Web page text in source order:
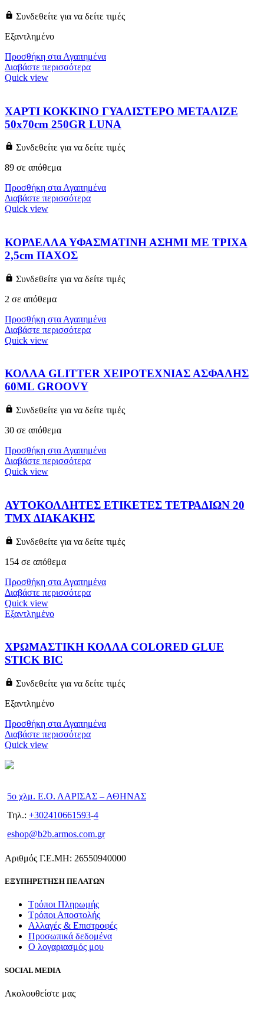
Συνδεθείτε για να δείτε τιμές
Εξαντλημένο
Προσθήκη στα Αγαπημένα
Διαβάστε περισσότερα
Quick view
ΧΑΡΤΙ ΚΟΚΚΙΝΟ ΓΥΑΛΙΣΤΕΡΟ ΜΕΤΑΛΙΖΕ
50x70cm 250GR LUNA
Συνδεθείτε για να δείτε τιμές
89 σε απόθεμα
Προσθήκη στα Αγαπημένα
Διαβάστε περισσότερα
Quick view
ΚΟΡΔΕΛΛΑ ΥΦΑΣΜΑΤΙΝΗ ΑΣΗΜΙ ΜΕ ΤΡΙΧΑ
2,5cm ΠΑΧΟΣ
Συνδεθείτε για να δείτε τιμές
2 σε απόθεμα
Προσθήκη στα Αγαπημένα
Διαβάστε περισσότερα
Quick view
ΚΟΛΛΑ GLITTER ΧΕΙΡΟΤΕΧΝΙΑΣ ΑΣΦΑΛΗΣ
60ML GROOVY
Συνδεθείτε για να δείτε τιμές
30 σε απόθεμα
Προσθήκη στα Αγαπημένα
Διαβάστε περισσότερα
Quick view
ΑΥΤΟΚΟΛΛΗΤΕΣ ΕΤΙΚΕΤΕΣ ΤΕΤΡΑΔΙΩΝ 20
ΤΜΧ ΔΙΑΚΑΚΗΣ
Συνδεθείτε για να δείτε τιμές
154 σε απόθεμα
Προσθήκη στα Αγαπημένα
Διαβάστε περισσότερα
Quick view
Εξαντλημένο
ΧΡΩΜΑΣΤΙΚΗ ΚΟΛΛΑ COLORED GLUE
STICK BIC
Συνδεθείτε για να δείτε τιμές
Εξαντλημένο
Προσθήκη στα Αγαπημένα
Διαβάστε περισσότερα
Quick view
5ο χλμ. Ε.Ο. ΛΑΡΙΣΑΣ – ΑΘΗΝΑΣ
Τηλ.: +302410661593-4
eshop@b2b.armos.com.gr
Αριθμός Γ.Ε.ΜΗ: 26550940000
ΕΞΥΠΗΡΕΤΗΣΗ ΠΕΛΑΤΩΝ
Τρόποι Πληρωμής
Τρόποι Αποστολής
Αλλαγές & Επιστροφές
Προσωπικά δεδομένα
Ο λογαριασμός μου
SOCIAL MEDIA
Ακολουθείστε μας